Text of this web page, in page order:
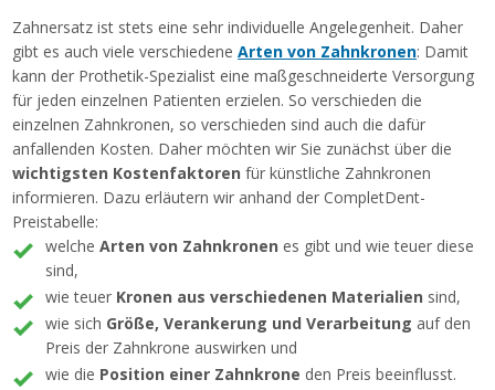
Zahnersatz ist stets eine sehr individuelle Angelegenheit. Daher
gibt es auch viele verschiedeneArten von Zahnkronen: Damit
kann der Prothetik-Spezialist eine maßgeschneiderte Versorgung
für jeden einzelnen Patienten erzielen. So verschieden die
einzelnen Zahnkronen, so verschieden sind auch die dafür
anfallenden Kosten. Daher möchten wir Sie zunächst über die
wichtigsten Kostenfaktoren für künstliche Zahnkronen
informieren. Dazu erläutern wir anhand der CompletDent-
Preistabelle:
welcheArten von Zahnkronen es gibt und wie teuer diese
sind,
wie teuer Kronen aus verschiedenen Materialien sind,
wie sich Größe, Verankerung und Verarbeitung auf den
Preis der Zahnkrone auswirken und
wie die Position einer Zahnkrone den Preis beeinflusst.